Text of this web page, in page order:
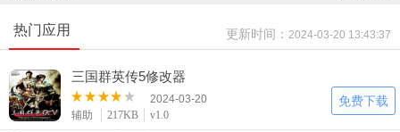
涵盖了很多方面的问题修复，包括游戏崩溃、战斗模式不
序出现错误或者电脑配置不符合游戏要求造成的。
通过修复补丁，玩家可以避免这些问题，并更好地享受游
戏带来的乐趣。
热门应用 更新时间： 2024-03-20 13:43:37
三国群英传5修改器
2024-03-20
辅助
217KB v1.0
免费下载